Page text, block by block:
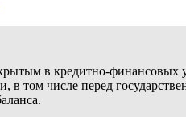
в кредитно-финансовых
в том числе перед